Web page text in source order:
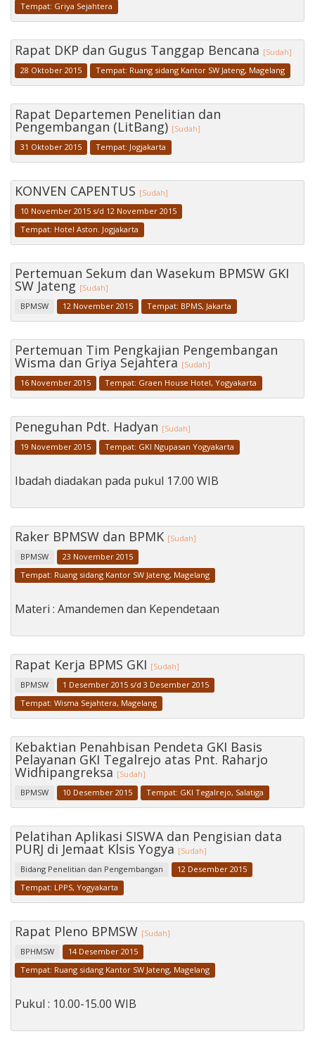
Tempat: Griya Sejahtera
Rapat DKP dan Gugus Tanggap Bencana [Sudah]
28 Oktober 2015
Tempat: Ruang sidang Kantor SW Jateng, Magelang
Rapat Departemen Penelitian dan
Pengembangan (LitBang) [Sudah]
31 Oktober 2015
Tempat: Jogjakarta
KONVEN CAPENTUS [Sudah]
10 November 2015 s/d 12 November 2015
Tempat: Hotel Aston. Jogjakarta
Pertemuan Sekum dan Wasekum BPMSW GKI
SW Jateng [Sudah]
BPMSW
12 November 2015 Tempat: BPMS, Jakarta
Pertemuan Tim Pengkajian Pengembangan
Wisma dan Griya Sejahtera [Sudah]
16 November 2015
Tempat: Graen House Hotel, Yogyakarta
Peneguhan Pdt. Hadyan [Sudah]
19 November 2015
Tempat: GKI Ngupasan Yogyakarta
Ibadah diadakan pada pukul 17.00 WIB
Raker BPMSW dan BPMK [Sudah]
BPMSW
23 November 2015
Tempat: Ruang sidang Kantor SW Jateng, Magelang
Materi : Amandemen dan Kependetaan
Rapat Kerja BPMS GKI [Sudah]
BPMSW
1 Desember 2015 s/d 3 Desember 2015
Tempat: Wisma Sejahtera, Magelang
Kebaktian Penahbisan Pendeta GKI Basis
Pelayanan GKI Tegalrejo atas Pnt. Raharjo
Widhipangreksa [Sudah]
BPMSW
10 Desember 2015 Tempat: GKI Tegalrejo, Salatiga
Pelatihan Aplikasi SISWA dan Pengisian data
PURJ di Jemaat Klsis Yogya [Sudah]
Bidang Penelitian dan Pengembangan
12 Desember 2015
Tempat: LPPS, Yogyakarta
Rapat Pleno BPMSW [Sudah]
BPHMSW
14 Desember 2015
Tempat: Ruang sidang Kantor SW Jateng, Magelang
Pukul : 10.00-15.00 WIB